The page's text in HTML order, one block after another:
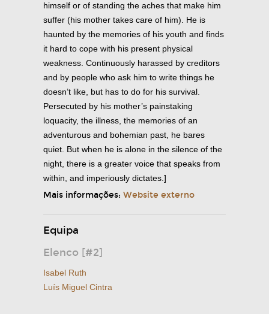
himself or of standing the aches that make him
suffer (his mother takes care of him). He is
haunted by the memories of his youth and finds
it hard to cope with his present physical
weakness. Continuously harassed by creditors
and by people who ask him to write things he
doesn’t like, but has to do for his survival.
Persecuted by his mother’s painstaking
loquacity, the illness, the memories of an
adventurous and bohemian past, he bares
quiet. But when he is alone in the silence of the
night, there is a greater voice that speaks from
within, and imperiously dictates.]
Mais informações: Website externo
Equipa
Elenco [#2]
Isabel Ruth
Luís Miguel Cintra